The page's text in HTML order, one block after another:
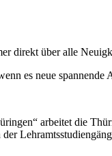
direkt über alle
es neue spannende
arbeitet die